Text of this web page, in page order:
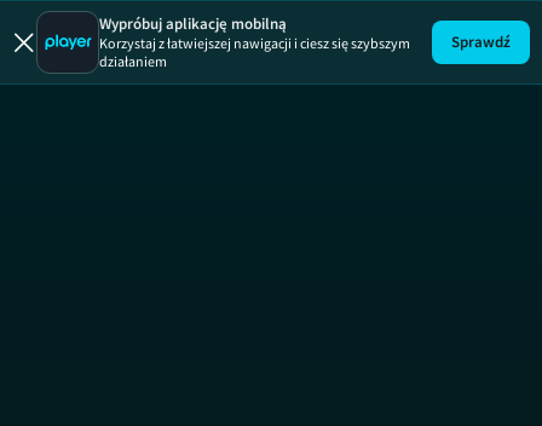
Wypróbuj aplikację mobilną
Korzystaj z łatwiejszej nawigacji i ciesz się szybszym
działaniem
Sprawdź